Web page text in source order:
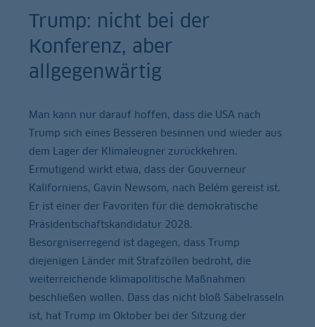
Trump: nicht bei der
Konferenz, aber
allgegenwärtig
Man kann nur darauf hoffen, dass die USA nach
Trump sich eines Besseren besinnen und wieder aus
dem Lager der Klimaleugner zurückkehren.
Ermutigend wirkt etwa, dass der Gouverneur
Kaliforniens, Gavin Newsom, nach Belém gereist ist.
Er ist einer der Favoriten für die demokratische
Präsidentschaftskandidatur 2028.
Besorgniserregend ist dagegen, dass Trump
diejenigen Länder mit Strafzöllen bedroht, die
weiterreichende klimapolitische Maßnahmen
beschließen wollen. Dass das nicht bloß Säbelrasseln
ist, hat Trump im Oktober bei der Sitzung der